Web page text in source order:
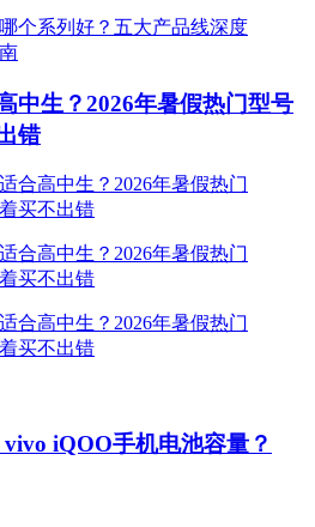
中生？2026年暑假热门型号
错
iQOO手机电池容量？